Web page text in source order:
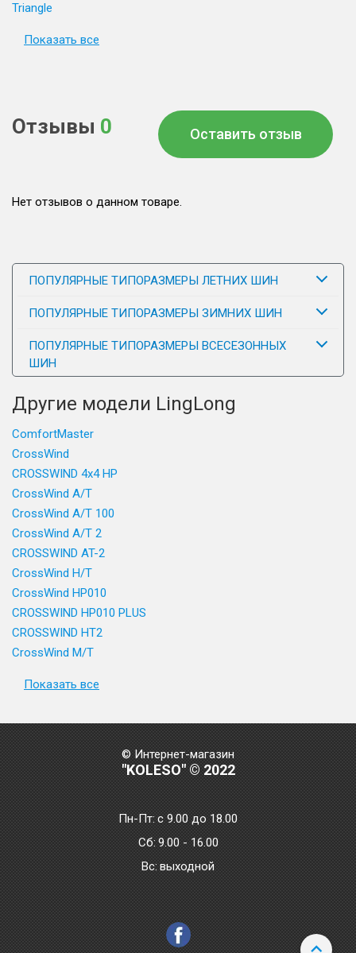
Triangle
Показать все
Отзывы 0 Оставить отзыв
Нет отзывов о данном товаре.
ПОПУЛЯРНЫЕ ТИПОРАЗМЕРЫ ЛЕТНИХ ШИН
ПОПУЛЯРНЫЕ ТИПОРАЗМЕРЫ ЗИМНИХ ШИН
ПОПУЛЯРНЫЕ ТИПОРАЗМЕРЫ ВСЕСЕЗОННЫХ
ШИН
Другие модели LingLong
ComfortMaster
CrossWind
CROSSWIND 4x4 HP
CrossWind A/T
CrossWind A/T 100
CrossWind A/T 2
CROSSWIND AT-2
CrossWind H/T
CrossWind HP010
CROSSWIND HP010 PLUS
CROSSWIND HT2
CrossWind M/T
Показать все
© Интернет-магазин
"KOLESO" © 2022
Пн-Пт:с 9.00 до 18.00
Сб: 9.00 - 16.00
Bc: выходной